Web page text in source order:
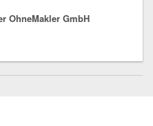
OhneMakler GmbH